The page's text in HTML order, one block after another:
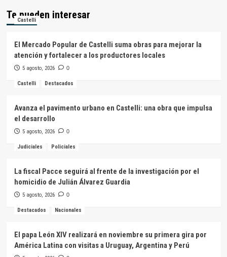
Te pueden interesar
Castelli
El Mercado Popular de Castelli suma obras para mejorar la
atención y fortalecer a los productores locales
5 agosto, 2026 0
Castelli Destacados
Avanza el pavimento urbano en Castelli: una obra que impulsa
el desarrollo
5 agosto, 2026 0
Judiciales Policiales
La fiscal Pacce seguirá al frente de la investigación por el
homicidio de Julián Álvarez Guardia
5 agosto, 2026 0
Destacados Nacionales
El papa León XIV realizará en noviembre su primera gira por
América Latina con visitas a Uruguay, Argentina y Perú